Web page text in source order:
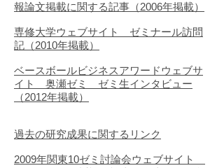
報論文掲載に関する記事（2006年掲載）
専修大学ウェブサイト ゼミナール訪問
記（2010年掲載）
ベースボールビジネスアワードウェブサ
イト 奥瀬ゼミ ゼミ生インタビュー
（2012年掲載）
過去の研究成果に関するリンク
2009年関東10ゼミ討論会ウェブサイト